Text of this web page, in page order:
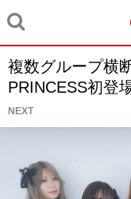
複数グループ横
PRINCESS初登
NEXT